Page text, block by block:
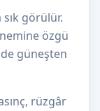
görülür.
özgü
güneşten
rüzgâr